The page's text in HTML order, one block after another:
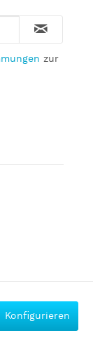
zur
Konfigurieren